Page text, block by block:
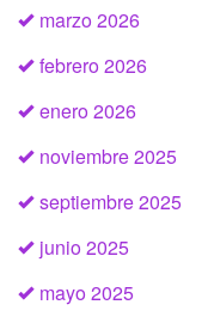
marzo 2026
febrero 2026
enero 2026
noviembre 2025
septiembre 2025
junio 2025
mayo 2025